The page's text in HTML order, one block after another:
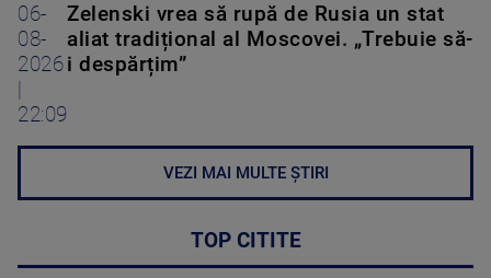
06-
08-
2026
22:09
Zelenski vrea să rupă de Rusia un stat
aliat tradițional al Moscovei. „Trebuie să-
i despărțim”
VEZI MAI MULTE ȘTIRI
TOP CITITE